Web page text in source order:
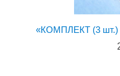
«КОМПЛЕКТ (3